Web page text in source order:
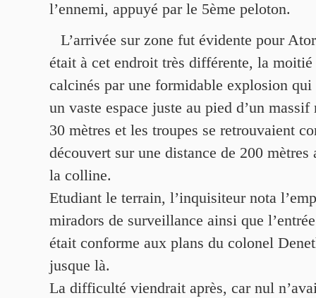
l’ennemi, appuyé par le 5ème peloton.
L’arrivée sur zone fut évidente pour
était à cet endroit très différente, la moitié
calcinés par une formidable explosion qui
un vaste espace juste au pied d’un
30 mètres et les troupes se retrouvaient
découvert sur une distance de 200 mètres
la colline.
Etudiant le terrain, l’inquisiteur nota
miradors de surveillance ainsi que
était conforme aux plans du colonel
jusque là.
La difficulté viendrait après, car nul